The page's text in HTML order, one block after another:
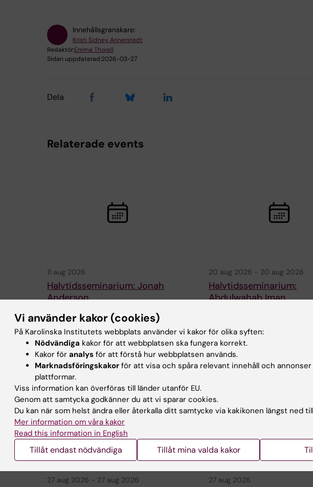
Innehållsgranskare:
Kristi Sidney Annerstedt
Redaktör:Emma Thorell
Sidan uppdaterad:2026-03-27
Dela
Relaterade events
11 aug 2026
Halvtidsseminarium: Jonah
Anderson
Halvtidsseminarium för doktorand
Jonah Anderson vid institutionen för…
20 aug 2026 - 20 aug 2026
Halvtidsseminarium:
Abdulwahab Iman
Titel…
27 aug 2026 - 27 aug 2026 27 aug 2026
Vi använder kakor (cookies)
På Karolinska Institutets webbplats använder vi kakor för olika syften:
Nödvändiga kakor för att webbplatsen ska fungera korrekt.
Kakor för analys för att förstå hur webbplatsen används.
Marknadsföringskakor för att visa och spåra relevant innehåll och
plattformar.
Viss information kan överföras till länder utanför EU.
Genom att samtycka godkänner du att vi sparar cookies.
Du kan när som helst ändra eller återkalla ditt samtycke via kakikonen längst ned
Mer information om våra kakor
Read this information in English
Tillåt endast nödvändiga Tillåt mina valda kakor